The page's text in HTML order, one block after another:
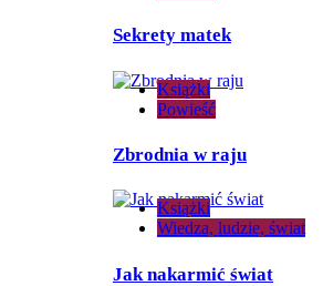
Sekrety matek
Książki
Powieść
Zbrodnia w raju
Książki
Wiedza, ludzie, świat
Jak nakarmić świat